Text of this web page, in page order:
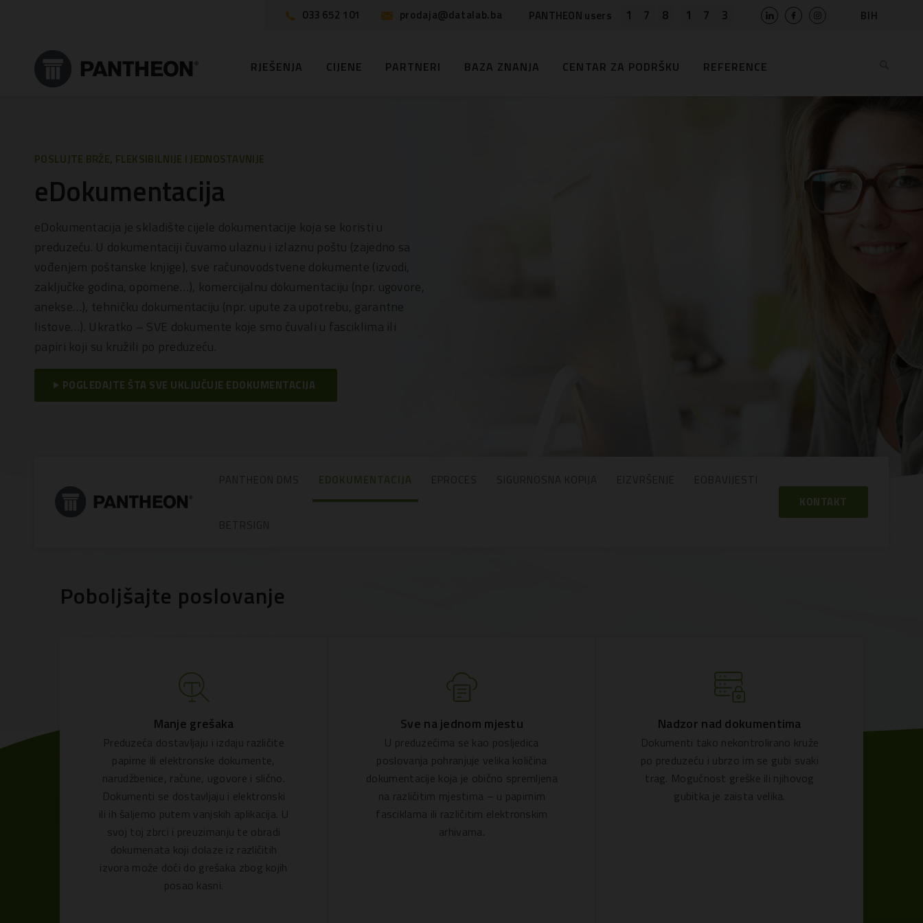
033 652 101 prodaja@datalab.ba PANTHEON users 1 7 8 1 7 3
BIH
MK
BG
KS
RJEŠENJA CIJENE PARTNERI BAZA ZNANJA CENTAR ZA PODRŠKU REFERENCE
POSLUJTE BRŽE, FLEKSIBILNIJE I JEDNOSTAVNIJE
eDokumentacija
eDokumentacija je skladište cijele dokumentacije koja se koristi u
preduzeću. U dokumentaciji čuvamo ulaznu i izlaznu poštu (zajedno sa
vođenjem poštanske knjige), sve računovodstvene dokumente (izvodi,
zaključke godina, opomene…), komercijalnu dokumentaciju (npr. ugovore,
anekse…), tehničku dokumentaciju (npr. upute za upotrebu, garantne
listove…). Ukratko – SVE dokumente koje smo čuvali u fasciklima ili
papiri koji su kružili po preduzeću.
POGLEDAJTE ŠTA SVE UKLJUČUJE EDOKUMENTACIJA
EDOKUMENTACIJA
KONTAKT
Poboljšajte poslovanje
Manje grešaka
Preduzeća dostavljaju i izdaju različite
papirne ili elektronske dokumente,
narudžbenice, račune, ugovore i slično.
Dokumenti se dostavljaju i elektronski
ili ih šaljemo putem vanjskih aplikacija. U
svoj toj zbrci i preuzimanju te obradi
dokumenata koji dolaze iz različitih
izvora može doći do grešaka zbog kojih
posao kasni.
Sve na jednom mjestu
U preduzećima se kao posljedica
poslovanja pohranjuje velika količina
dokumentacije koja je obično spremljena
na različitim mjestima – u papirnim
fasciklama ili različitim elektronskim
arhivama.
Nadzor nad dokumentima
Dokumenti tako nekontrolirano kruže
po preduzeću i ubrzo im se gubi svaki
trag. Mogućnost greške ili njihovog
gubitka je zaista velika.